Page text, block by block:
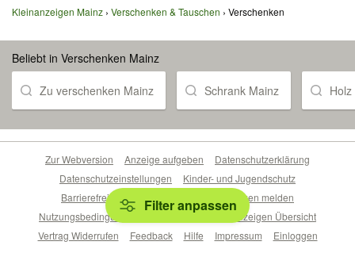
Kleinanzeigen Mainz Verschenken & Tauschen Verschenken
Beliebt in Verschenken Mainz
Zu verschenken Mainz Schrank Mainz
Filter anpassen
Zur Webversion Anzeige aufgeben
Datenschutzerklärung
Datenschutzeinstellungen
Kinder- und Jugendschutz
Barrierefreiheitserklärung
Sicherheitslücken melden
Nutzungsbedingungen
Beliebte Suchen
Anzeigen Übersicht
Vertrag Widerrufen
Feedback Hilfe Impressum Einloggen